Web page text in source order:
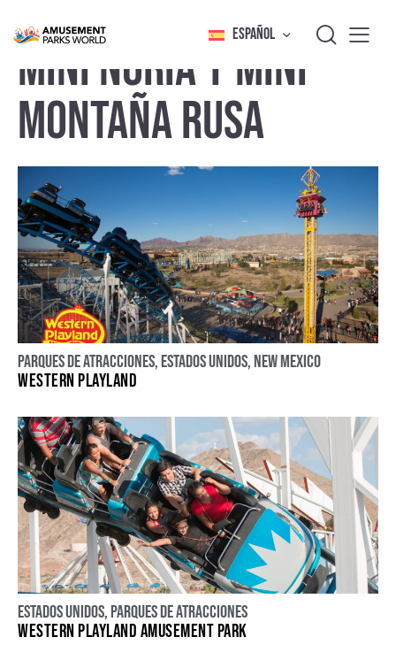
ESPAÑOL
MINI NORIA Y MINI
MONTAÑA RUSA
Parques de atracciones,Estados Unidos,New Mexico
WESTERN PLAYLAND
Estados Unidos,Parques de atracciones
WESTERN PLAYLAND AMUSEMENT PARK